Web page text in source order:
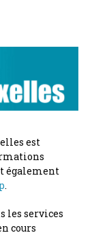
est
également
.
les services
cours